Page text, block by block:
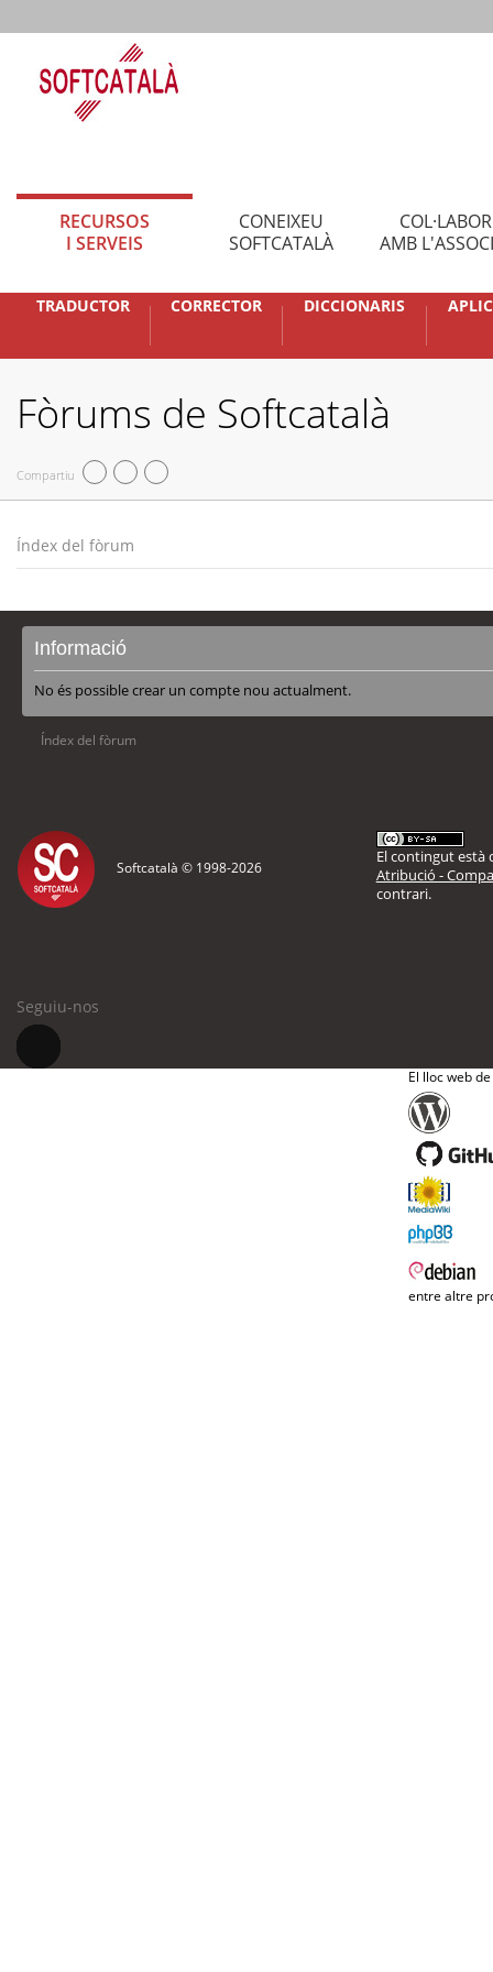
RECURSOS
I SERVEIS
CONEIXEU
SOFTCATALÀ
AMB
TRADUCTOR CORRECTOR DICCIONARIS
Fòrums de Softcatalà
Compartiu
Índex del fòrum
Informació
No és possible crear un compte nou actualment.
Índex del fòrum
Softcatalà © 1998-2026
El contingut està
Atribució -
contrari.
Seguiu-nos
El lloc web
entre altre